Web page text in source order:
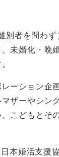
者を問わ
未婚化・晩
ーション企
ザーやシン
こどもとそ
本婚活支援